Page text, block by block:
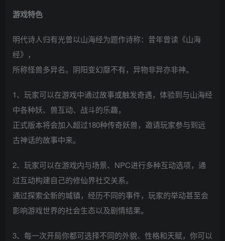
游戏特色
明代诗人归有光曾以山海经为题作诗称：昔年曾读《山海
经》，
所称怪兽多异名。阴阳变幻靡不有，异物非异亦非神。
1、玩家可以在游戏中通过故事或触发奇遇，体验到与山海经
中各种妖、兽互动、战斗的乐趣，
正式版本将会加入超过180种传奇妖兽，邀请玩家参与到远
古神话的故事中来。
2、玩家可以在游戏内与场景、NPC进行多种互动选项，通
过互动构建自己的修仙界社交关系。
通过探索全新的城镇，经历不同的事件，玩家的举动甚至会
影响游戏世界的社会生态以及剧情结果。
3、每一次开局你都可选择不同的外貌、性格和天赋，你可以